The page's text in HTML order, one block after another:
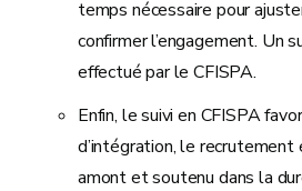
temps nécessaire pour
confirmer l’engagement. Un
effectué par le CFISPA.
Enfin, le suivi en CFISPA
d’intégration, le
amont et soutenu dans la